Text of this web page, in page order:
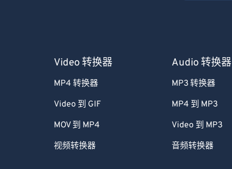
Video 转换器
MP4 转换器
Video 到 GIF
MOV 到 MP4
视频转换器
Audio 转换器
MP3 转换器
MP4 到 MP3
Video 到 MP3
音频转换器